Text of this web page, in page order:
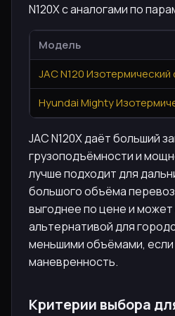
N120X с аналогами по
Модель
JAC N120
Hyundai Mighty
JAC N120X даёт больший
грузоподъёмности и
лучше подходит для
большого объёма
выгоднее по цене и может
альтернативой для
меньшими объёмами, если
маневренность.
Критерии выбора